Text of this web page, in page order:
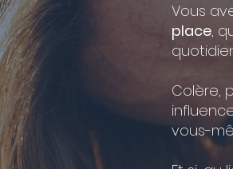
Vous
place,
Colère,
vous-